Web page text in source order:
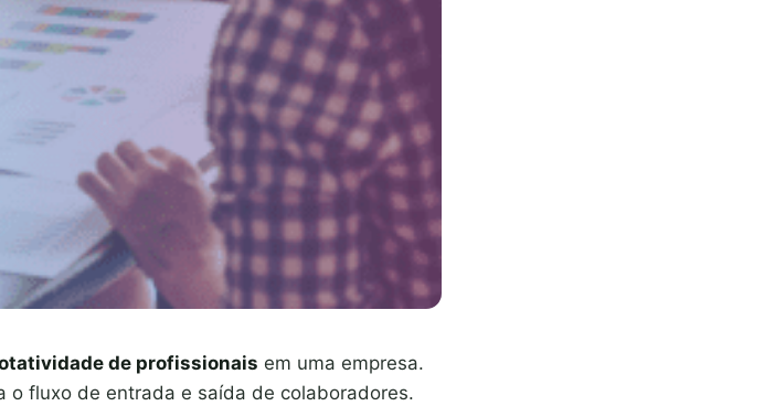
de profissionais em uma empresa.
o fluxo de entrada e saída de colaboradores.